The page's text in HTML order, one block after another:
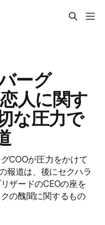
ーグ
人に関す
な圧力で
COOが圧力をかけて
報道は、後にセクハラ
ザードのCEOの座を
の醜聞に関するもの